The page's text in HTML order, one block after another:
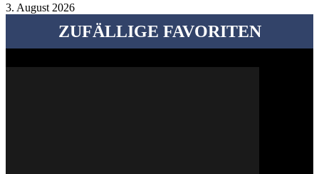
3. August 2026
ZUFÄLLIGE FAVORITEN